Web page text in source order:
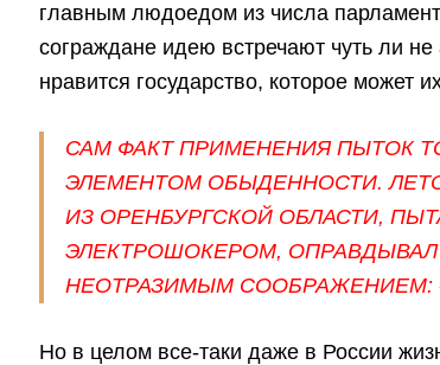
главным людоедом из числа
сограждане идею встречают чуть ли
нравится государство, которое может
САМ ФАКТ ПРИМЕНЕНИЯ ПЫТОК
ЭЛЕМЕНТОМ ОБЫДЕННОСТИ.
ИЗ ОРЕНБУРГСКОЙ ОБЛАСТИ,
ЭЛЕКТРОШОКЕРОМ,
НЕОТРАЗИМЫМ СООБРАЖЕНИЕМ:
Но в целом все-таки даже в России